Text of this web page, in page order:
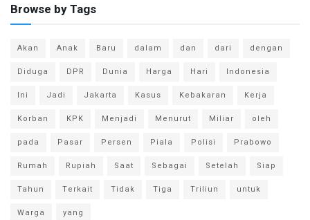
Browse by Tags
Akan Anak Baru dalam dan dari
dengan
Diduga
DPR Dunia Harga Hari
Indonesia
Ini
Jadi Jakarta Kasus Kebakaran
Kerja
Korban
KPK Menjadi Menurut Miliar
oleh
pada
Pasar Persen Piala Polisi
Prabowo
Rumah
Rupiah Saat Sebagai Setelah
Siap
Tahun
Terkait Tidak Tiga Triliun
untuk
Warga
yang